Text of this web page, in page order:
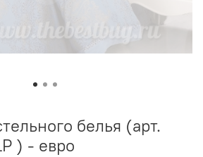
белья (арт.
) - евро